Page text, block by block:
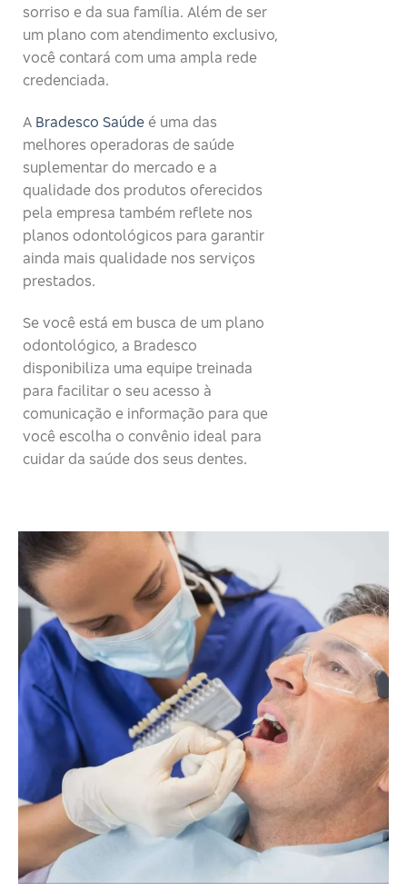
sorriso e da sua família. Além de ser
um plano com atendimento exclusivo,
você contará com uma ampla rede
credenciada.
A Bradesco Saúde é uma das
melhores operadoras de saúde
suplementar do mercado e a
qualidade dos produtos oferecidos
pela empresa também reflete nos
planos odontológicos para garantir
ainda mais qualidade nos serviços
prestados.
Se você está em busca de um plano
odontológico, a Bradesco
disponibiliza uma equipe treinada
para facilitar o seu acesso à
comunicação e informação para que
você escolha o convênio ideal para
cuidar da saúde dos seus dentes.